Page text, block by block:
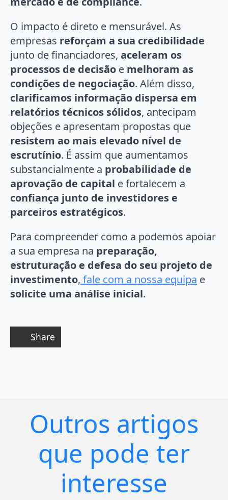
O impacto é direto e mensurável. As
empresas reforçam a sua credibilidade
junto de financiadores, aceleram os
processos de decisão e melhoram as
condições de negociação. Além disso,
clarificamos informação dispersa em
relatórios técnicos sólidos, antecipam
objeções e apresentam propostas que
resistem ao mais elevado nível de
escrutínio. É assim que aumentamos
substancialmente a probabilidade de
aprovação de capital e fortalecem a
confiança junto de investidores e
parceiros estratégicos.
Para compreender como a podemos apoiar
a sua empresa na preparação,
estruturação e defesa do seu projeto de
investimento, fale com a nossa equipa e
solicite uma análise inicial.
Share
Outros artigos
que pode ter
interesse